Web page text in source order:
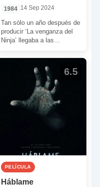
1984 14 Sep 2024
Tan sólo un año después de
producir ‘La venganza del
Ninja’ llegaba a las
de esta […]
6.5
PELÍCULA
Háblame